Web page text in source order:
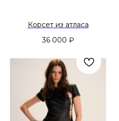
Корсет из атласа
36 000 ₽